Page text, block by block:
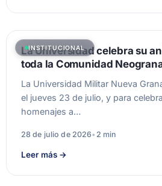
INSTITUCIONAL
La Universidad celebra su
toda la Comunidad
La Universidad Militar Nueva
el jueves 23 de julio, y para
homenajes a…
28 de julio de 2026• 2 min
Leer más →